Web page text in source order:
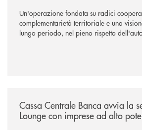
Un'operazione fondata su radici
complementarietà territoriale e una
lungo periodo, nel pieno rispetto
negoziazione esclusiva per la
Cassa Centrale Banca avvia la
Lounge con imprese ad alto